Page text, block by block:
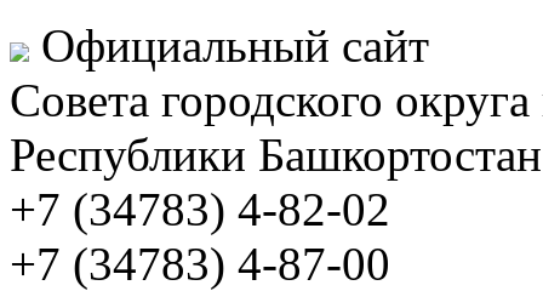
Официальный сайт
Совета городского
Республики Башкортостан
+7 (34783) 4-82-02
+7 (34783) 4-87-00